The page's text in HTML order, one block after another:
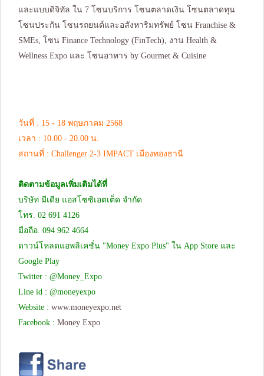
และแบบดิจิทัล ใน 7 โซนบริการ โซนตลาดเงิน โซนตลาดทุน
โซนประกัน โซนรถยนต์และอสังหาริมทรัพย์ โซน Franchise &
SMEs, โซน Finance Technology (FinTech), งาน Health &
Wellness Expo และ โซนอาหาร by Gourmet & Cuisine
วันที่ : 15 - 18 พฤษภาคม 2568
เวลา : 10.00 - 20.00 น.
สถานที่ : Challenger 2-3 IMPACT เมืองทองธานี
ติดตามข้อมูลเพิ่มเติมได้ที่
บริษัท มีเดีย แอสโซซิเอตเต็ด จำกัด
โทร. 02 691 4126
มือถือ. 094 962 4664
ดาวน์โหลดแอพลิเคชั่น "Money Expo Plus" ใน App Store และ
Google Play
Twitter : @Money_Expo
Line id : @moneyexpo
Website : www.moneyexpo.net
Facebook : Money Expo